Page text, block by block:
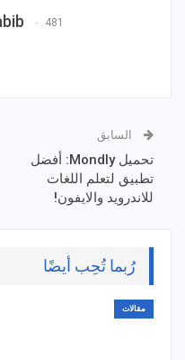
481 مشاركة
السابق
تحميل Mondly: أفضل
تطبيق لتعلم اللغات
للاندرويد والايفون!
رُبما تُحِب أيضًا
مقالات